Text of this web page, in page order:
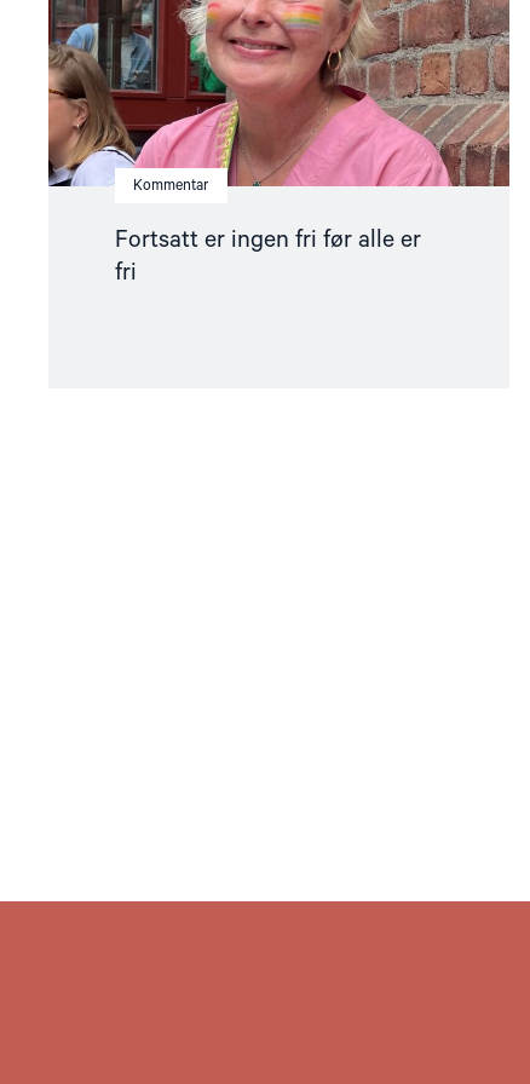
Kommentar
Fortsatt er ingen fri før alle er
fri
er
fri"